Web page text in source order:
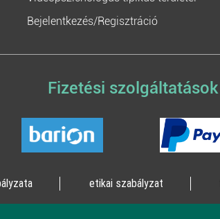
Bejelentkezés/Regisztráció
Fizetési szolgáltatások
etikai szabályzat